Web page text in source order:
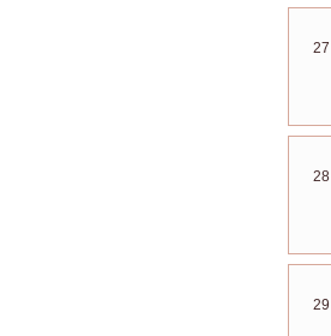
27
28
29